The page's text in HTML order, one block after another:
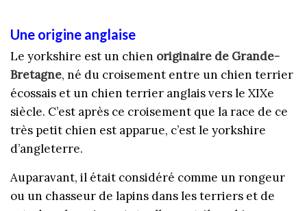
Une origine anglaise
Le yorkshire est un chien originaire de Grande-
Bretagne, né du croisement entre un chien terrier
écossais et un chien terrier anglais vers le XIXe
siècle. C’est après ce croisement que la race de ce
très petit chien est apparue, c’est le yorkshire
d’angleterre.
Auparavant, il était considéré comme un rongeur
ou un chasseur de lapins dans les terriers et de